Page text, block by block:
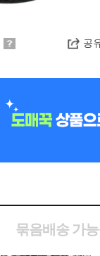
공
묶음배송 가